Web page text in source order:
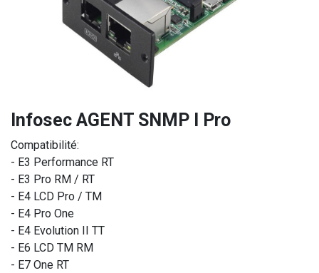
Infosec AGENT SNMP I Pro
Compatibilité:
- E3 Performance RT
- E3 Pro RM / RT
- E4 LCD Pro / TM
- E4 Pro One
- E4 Evolution II TT
- E6 LCD TM RM
- E7 One RT